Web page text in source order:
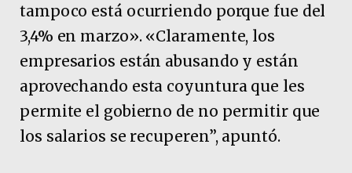
tampoco está ocurriendo porque fue del
3,4% en marzo». «Claramente, los
empresarios están abusando y están
aprovechando esta coyuntura que les
permite el gobierno de no permitir que
los salarios se recuperen”, apuntó.